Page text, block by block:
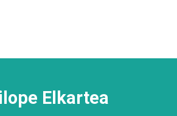
Elkartea